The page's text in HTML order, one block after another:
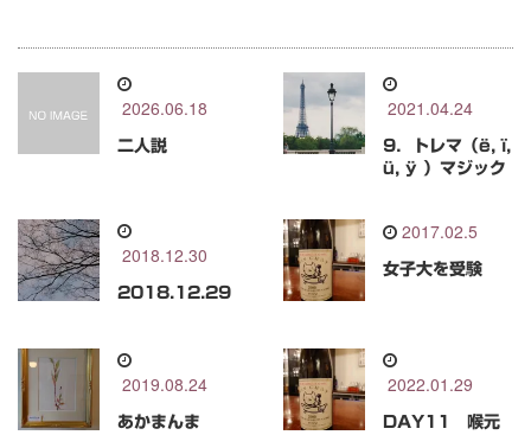
2026.06.18
二人説
2021.04.24
9．トレマ（ë, ï,
ü, ÿ ）マジック
2018.12.30
2018.12.29
2017.02.5
女子大を受験
2019.08.24
あかまんま
2022.01.29
DAY11 喉元